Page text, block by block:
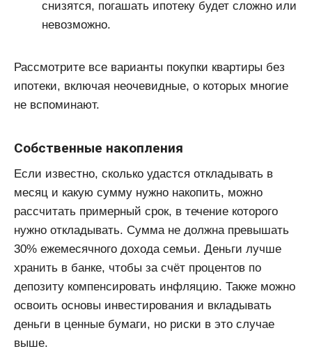
снизятся, погашать ипотеку будет сложно или
невозможно.
Рассмотрите все варианты покупки квартиры без
ипотеки, включая неочевидные, о которых многие
не вспоминают.
Собственные накопления
Если известно, сколько удастся откладывать в
месяц и какую сумму нужно накопить, можно
рассчитать примерный срок, в течение которого
нужно откладывать. Сумма не должна превышать
30% ежемесячного дохода семьи. Деньги лучше
хранить в банке, чтобы за счёт процентов по
депозиту компенсировать инфляцию. Также можно
освоить основы инвестирования и вкладывать
деньги в ценные бумаги, но риски в это случае
выше.